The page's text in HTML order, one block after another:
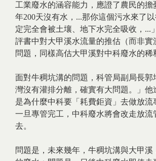
工業廢水的涵容能力，應證了農民的擔
年200天沒有水，...那你這個污水來了
定完全會被土壤、地下水完全吸收，...
評書中對大甲溪水流量的推估（而非實
問題，同樣高估大甲溪對中科廢水的稀
面對牛稠坑溝的問題，科管局副局長郭
灣沒有灌排分離，確實有大問題。」他
是為什麼中科要「耗費鉅資」去做放流
一旦專管完工，中科廢水將會改走放流
去。
問題是，未來幾年，牛稠坑溝與大甲溪